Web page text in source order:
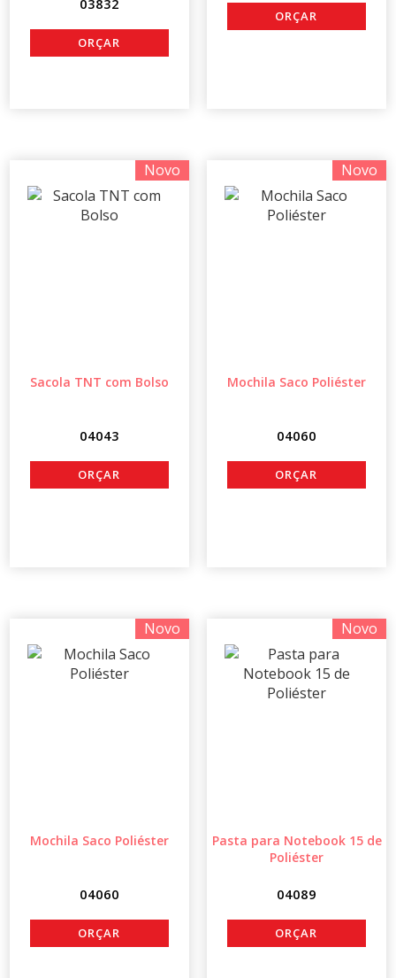
03832
Novo
Sacola TNT com Bolso
04043
Novo
Mochila Saco Poliéster
04060
Novo
Mochila Saco Poliéster
04060
Novo
Pasta para Notebook 15 de
Poliéster
04089